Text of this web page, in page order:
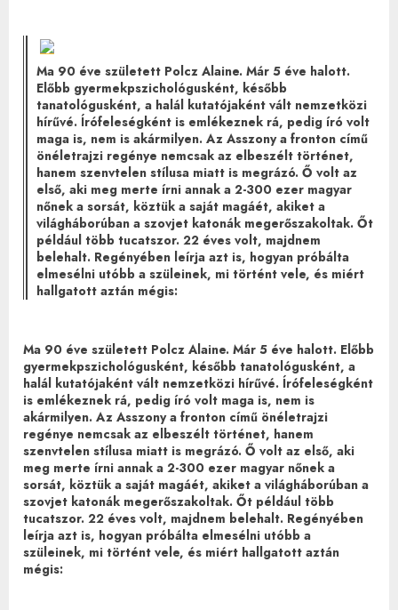
Ma 90 éve született Polcz Alaine. Már 5 éve halott.
Előbb gyermekpszichológusként, később
tanatológusként, a halál kutatójaként vált nemzetközi
hírűvé. Írófeleségként is emlékeznek rá, pedig író volt
maga is, nem is akármilyen. Az Asszony a fronton című
önéletrajzi regénye nemcsak az elbeszélt történet,
hanem szenvtelen stílusa miatt is megrázó. Ő volt az
első, aki meg merte írni annak a 2-300 ezer magyar
nőnek a sorsát, köztük a saját magáét, akiket a
világháborúban a szovjet katonák megerőszakoltak. Őt
például több tucatszor. 22 éves volt, majdnem
belehalt. Regényében leírja azt is, hogyan próbálta
elmesélni utóbb a szüleinek, mi történt vele, és miért
hallgatott aztán mégis:
Ma 90 éve született Polcz Alaine. Már 5 éve halott. Előbb
gyermekpszichológusként, később tanatológusként, a
halál kutatójaként vált nemzetközi hírűvé. Írófeleségként
is emlékeznek rá, pedig író volt maga is, nem is
akármilyen. Az Asszony a fronton című önéletrajzi
regénye nemcsak az elbeszélt történet, hanem
szenvtelen stílusa miatt is megrázó. Ő volt az első, aki
meg merte írni annak a 2-300 ezer magyar nőnek a
sorsát, köztük a saját magáét, akiket a világháborúban a
szovjet katonák megerőszakoltak. Őt például több
tucatszor. 22 éves volt, majdnem belehalt. Regényében
leírja azt is, hogyan próbálta elmesélni utóbb a
szüleinek, mi történt vele, és miért hallgatott aztán
mégis: